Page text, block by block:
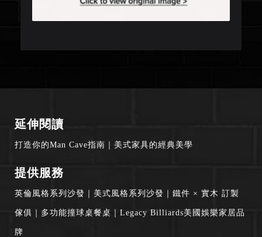
延伸閱讀
打造你的Man Cave指南 美式家具的經典美學
提供服務
英倫風格系列沙發 美式風格系列沙發 鐵件 × 實木 訂製
傢俱 多功能撞球桌餐桌 Legacy Billiards美國娛樂家居品
牌